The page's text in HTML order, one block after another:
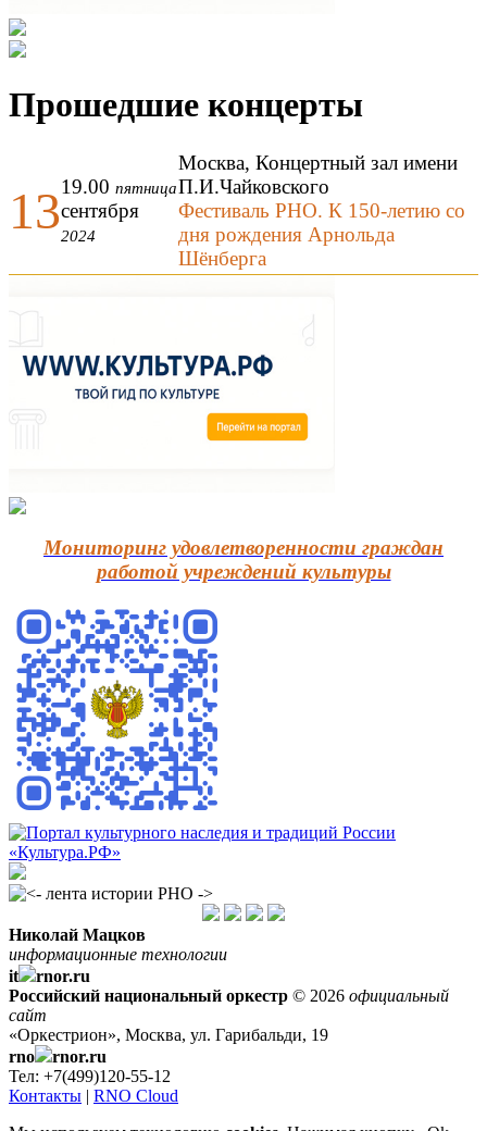
Прошедшие концерты
1319.00 пятница
сентября
2024
Москва, Концертный зал имени
П.И.Чайковского
Фестиваль РНО. К 150-летию со
дня рождения Арнольда
Шёнберга
Мониторинг удовлетворенности граждан
работой учреждений культуры
Николай Мацков
информационные технологии
it
rnor.ru
Российский национальный оркестр © 2026 официальный
сайт
«Оркестрион», Москва, ул. Гарибальди, 19
rno
rnor.ru
Тел: +7(499)120-55-12
Контакты | RNO Cloud